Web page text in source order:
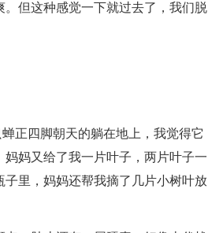
但这种感觉一下就过去了，我们脱
正四脚朝天的躺在地上，我觉得它
妈又给了我一片叶子，两片叶子一
里，妈妈还帮我摘了几片小树叶放